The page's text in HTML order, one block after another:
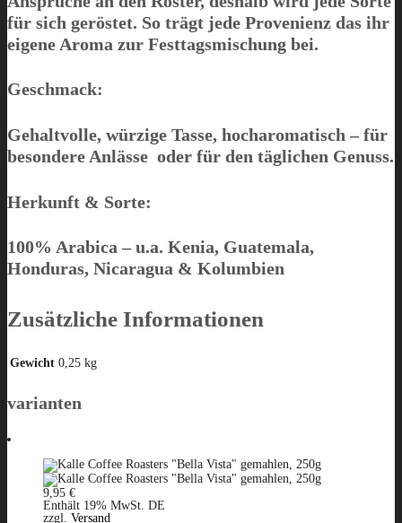
für sich geröstet. So trägt jede Provenienz das ihr
eigene Aroma zur Festtagsmischung bei.
Geschmack:
Gehaltvolle, würzige Tasse, hocharomatisch – für
besondere Anlässe oder für den täglichen Genuss.
Herkunft & Sorte:
100% Arabica – u.a. Kenia, Guatemala,
Honduras, Nicaragua & Kolumbien
Zusätzliche Informationen
Gewicht 0,25 kg
varianten
9,95 €
Enthält 19% MwSt. DE
zzgl. Versand